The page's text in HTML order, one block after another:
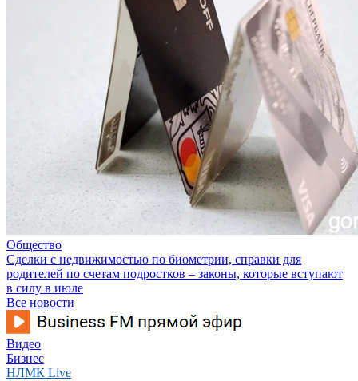
Общество
Сделки с недвижимостью по биометрии, справки для
родителей по счетам подростков – законы, которые вступают
в силу в июле
Все новости
Видео
Бизнес
НЛМК Live